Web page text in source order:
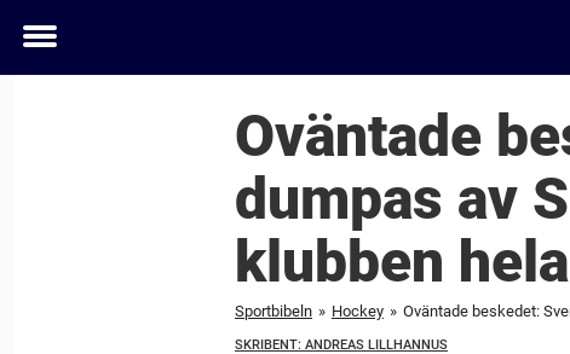
Toggle
Oväntade
dumpas av
klubben
Sportbibeln » Hockey » Oväntade beskedet:
SKRIBENT: ANDREAS LILLHANNUS